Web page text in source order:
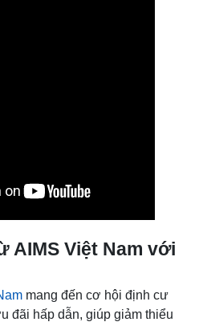
AIMS Việt Nam với
mang đến cơ hội định cư
đãi hấp dẫn, giúp giảm thiểu